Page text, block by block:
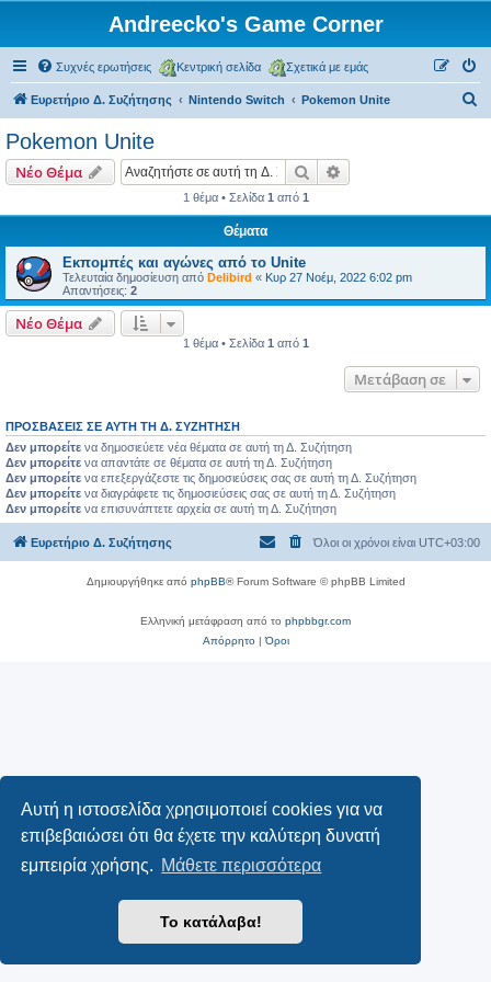
Αυτή η ιστοσελίδα χρησιμοποιεί cookies για να
επιβεβαιώσει ότι θα έχετε την καλύτερη δυνατή
εμπειρία χρήσης. Μάθετε περισσότερα
Το κατάλαβα!
Andreecko's Game Corner
Συχνές ερωτήσεις Κεντρική σελίδα Σχετικά με εμάς
Ευρετήριο Δ. Συζήτησης Nintendo Switch Pokemon Unite
η
Pokemon Unite
Νέο Θέμα Αναζήτηση
1 θέμα • Σελίδα 1 από 1
Θέματα
Εκπομπές και αγώνες από το Unite
Τελευταία δημοσίευση από Delibird « Κυρ 27 Νοέμ, 2022 6:02 pm
Απαντήσεις: 2
Νέο Θέμα
1 θέμα • Σελίδα 1 από 1
Μετάβαση σε
ΠΡΟΣΒΆΣΕΙΣ ΣΕ ΑΥΤΉ ΤΗ Δ. ΣΥΖΉΤΗΣΗ
Δεν μπορείτε να δημοσιεύετε νέα θέματα σε αυτή τη Δ. Συζήτηση
Δεν μπορείτε να απαντάτε σε θέματα σε αυτή τη Δ. Συζήτηση
Δεν μπορείτε να επεξεργάζεστε τις δημοσιεύσεις σας σε αυτή τη Δ. Συζήτηση
Δεν μπορείτε να διαγράφετε τις δημοσιεύσεις σας σε αυτή τη Δ. Συζήτηση
Δεν μπορείτε να επισυνάπτετε αρχεία σε αυτή τη Δ. Συζήτηση
Ευρετήριο Δ. Συζήτησης Όλοι οι χρόνοι είναι UTC+03:00
Δημιουργήθηκε από phpBB® Forum Software © phpBB Limited
Ελληνική μετάφραση από το phpbbgr.com
Απόρρητο|Όροι